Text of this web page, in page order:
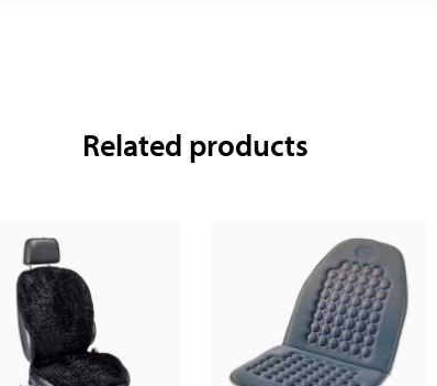
Related products